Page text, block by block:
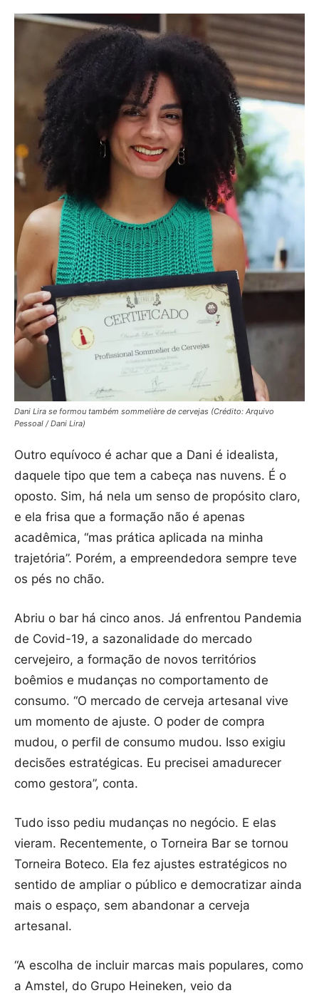
Dani Lira se formou também sommelière de cervejas (Crédito: Arquivo
Pessoal / Dani Lira)
Outro equívoco é achar que a Dani é idealista,
daquele tipo que tem a cabeça nas nuvens. É o
oposto. Sim, há nela um senso de propósito claro,
e ela frisa que a formação não é apenas
acadêmica, “mas prática aplicada na minha
trajetória”. Porém, a empreendedora sempre teve
os pés no chão.
Abriu o bar há cinco anos. Já enfrentou Pandemia
de Covid-19, a sazonalidade do mercado
cervejeiro, a formação de novos territórios
boêmios e mudanças no comportamento de
consumo. “O mercado de cerveja artesanal vive
um momento de ajuste. O poder de compra
mudou, o perfil de consumo mudou. Isso exigiu
decisões estratégicas. Eu precisei amadurecer
como gestora”, conta.
Tudo isso pediu mudanças no negócio. E elas
vieram. Recentemente, o Torneira Bar se tornou
Torneira Boteco. Ela fez ajustes estratégicos no
sentido de ampliar o público e democratizar ainda
mais o espaço, sem abandonar a cerveja
artesanal.
“A escolha de incluir marcas mais populares, como
a Amstel, do Grupo Heineken, veio da